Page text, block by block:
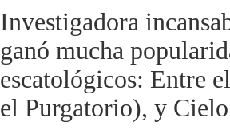
Investigadora
ganó mucha
escatológicos: Entre
el Purgatorio), y